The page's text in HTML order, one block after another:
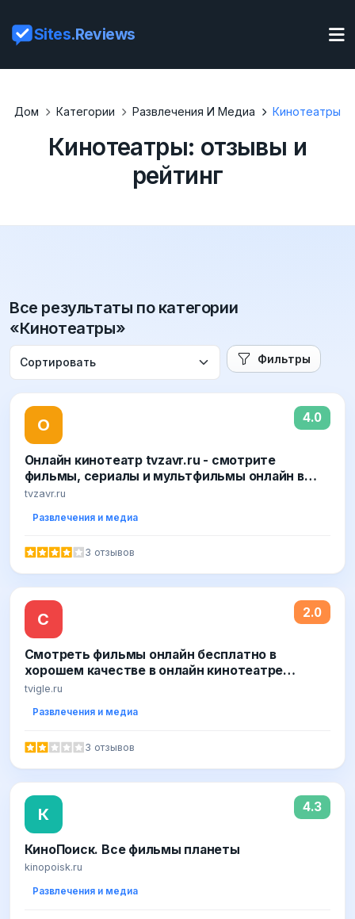
Sites.Reviews
Дом Категории Развлечения И Медиа Кинотеатры
Кинотеатры: отзывы и
рейтинг
Все результаты по категории
«Кинотеатры»
Фильтры
О 4.0
Онлайн кинотеатр tvzavr.ru - смотрите
фильмы, сериалы и мультфильмы онлайн в
отличном качестве и без регистрации!
tvzavr.ru
Развлечения и медиа
3 отзывов
С 2.0
Смотреть фильмы онлайн бесплатно в
хорошем качестве в онлайн кинотеатре
Tvigle.ru
tvigle.ru
Развлечения и медиа
3 отзывов
К 4.3
КиноПоиск. Все фильмы планеты
kinopoisk.ru
Развлечения и медиа